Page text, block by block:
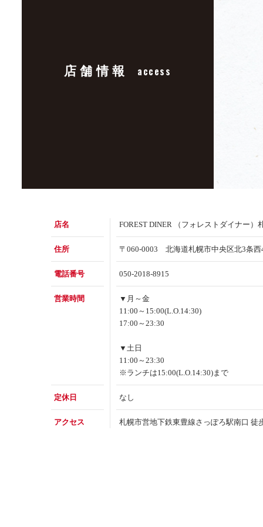
店舗情報 access
店名 FOREST DINER （フォレストダイナー）
住所 〒060-0003 北海道札幌市中央区北3条西
電話番号 050-2018-8915
営業時間
▼月～金
11:00～15:00(L.O.14:30)
17:00～23:30
▼土日
11:00～23:30
※ランチは15:00(L.O.14:30)まで
定休日 なし
アクセス 札幌市営地下鉄東豊線さっぽろ駅南口 徒